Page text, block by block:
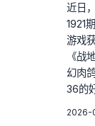
近日
1921
游戏
《战
幻肉
36的
2026-